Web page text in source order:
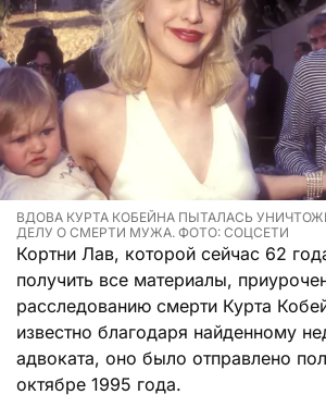
ВДОВА КУРТА КОБЕЙНА ПЫТАЛАСЬ
ДЕЛУ О СМЕРТИ МУЖА. ФОТО: СОЦСЕТИ
Кортни Лав, которой сейчас 62
получить все материалы,
расследованию смерти Курта
известно благодаря найденному
адвоката, оно было отправлено
октябре 1995 года.